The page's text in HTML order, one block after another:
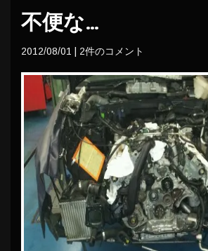
不便な…
2012/08/01 2件のコメント